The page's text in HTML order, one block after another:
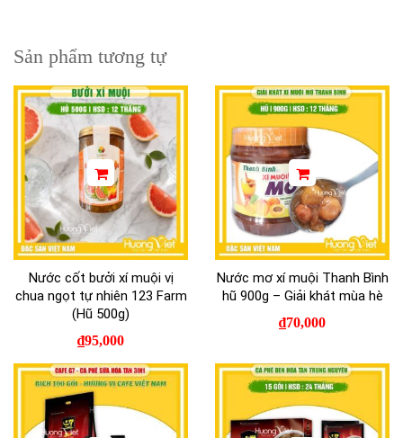
Sản phẩm tương tự
Nước cốt bưởi xí muội vị
chua ngọt tự nhiên 123 Farm
(Hũ 500g)
₫95,000
Nước mơ xí muội Thanh Bình
hũ 900g – Giải khát mùa hè
₫70,000